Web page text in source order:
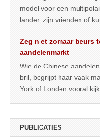
model voor een
landen zijn vrienden of
Zeg niet zomaar beurs
aandelenmarkt
Wie de Chinese
bril, begrijpt haar vaak
York of Londen vooral
PUBLICATIES